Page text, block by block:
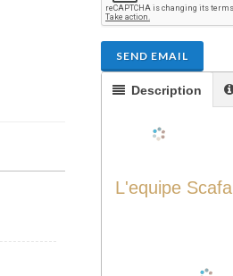
SEND EMAIL
Description
L'equipe Scafa
Prince